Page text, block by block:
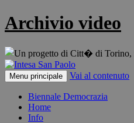
Archivio video
Menu principale Vai al contenuto
Biennale Democrazia
Home
Info